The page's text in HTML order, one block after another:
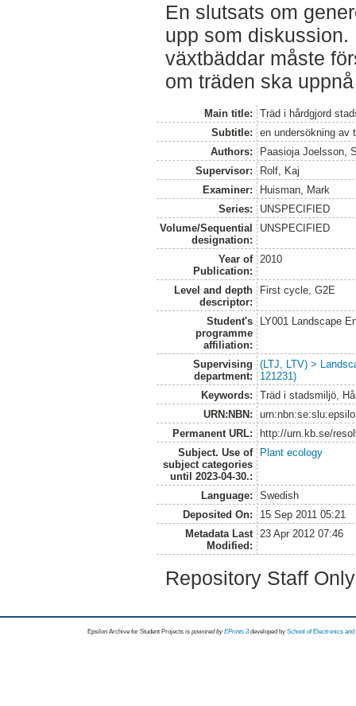
En slutsats om
upp som
växtbäddar måste
om träden ska
Main title:
Träd i hårdgjord
Subtitle:
en undersökning av
Authors:
Paasioja Joelsson,
Supervisor:
Rolf, Kaj
Examiner:
Huisman, Mark
Series:
UNSPECIFIED
Volume/Sequential
designation:
UNSPECIFIED
Year of
Publication:
2010
Level and depth
descriptor:
First cycle, G2E
Student's
programme
affiliation:
LY001 Landscape
Supervising
department:
(LTJ, LTV) >
121231)
Keywords:
Träd i stadsmiljö,
URN:NBN:
Permanent URL:
http://urn.kb.se/
Subject. Use of
subject categories
until 2023-04-30.:
Plant ecology
Language:
Swedish
Deposited On:
15 Sep 2011 05:21
Metadata Last
Modified:
23 Apr 2012 07:46
Repository Staff
Epsilon Archive for Student Projects is powored byEPrints 3 developed by School of Electronics